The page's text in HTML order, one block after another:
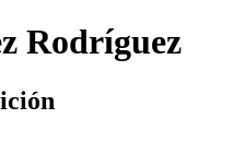
Rodríguez